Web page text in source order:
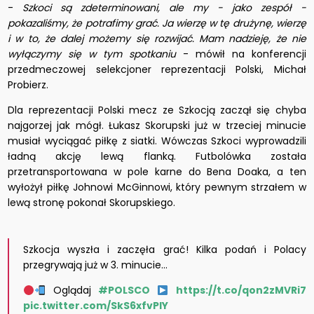
- Szkoci są zdeterminowani, ale my - jako zespół -
pokazaliśmy, że potrafimy grać. Ja wierzę w tę drużynę, wierzę
i w to, że dalej możemy się rozwijać. Mam nadzieję, że nie
wyłączymy się w tym spotkaniu- mówił na konferencji
przedmeczowej selekcjoner reprezentacji Polski, Michał
Probierz.
Dla reprezentacji Polski mecz ze Szkocją zaczął się chyba
najgorzej jak mógł. Łukasz Skorupski już w trzeciej minucie
musiał wyciągać piłkę z siatki. Wówczas Szkoci wyprowadzili
ładną akcję lewą flanką. Futbolówka została
przetransportowana w pole karne do Bena Doaka, a ten
wyłożył piłkę Johnowi McGinnowi, który pewnym strzałem w
lewą stronę pokonał Skorupskiego.
Szkocja wyszła i zaczęła grać! Kilka podań i Polacy
przegrywają już w 3. minucie...
Oglądaj #POLSCO
https://t.co/qon2zMVRi7
pic.twitter.com/SkS6xfvPlY